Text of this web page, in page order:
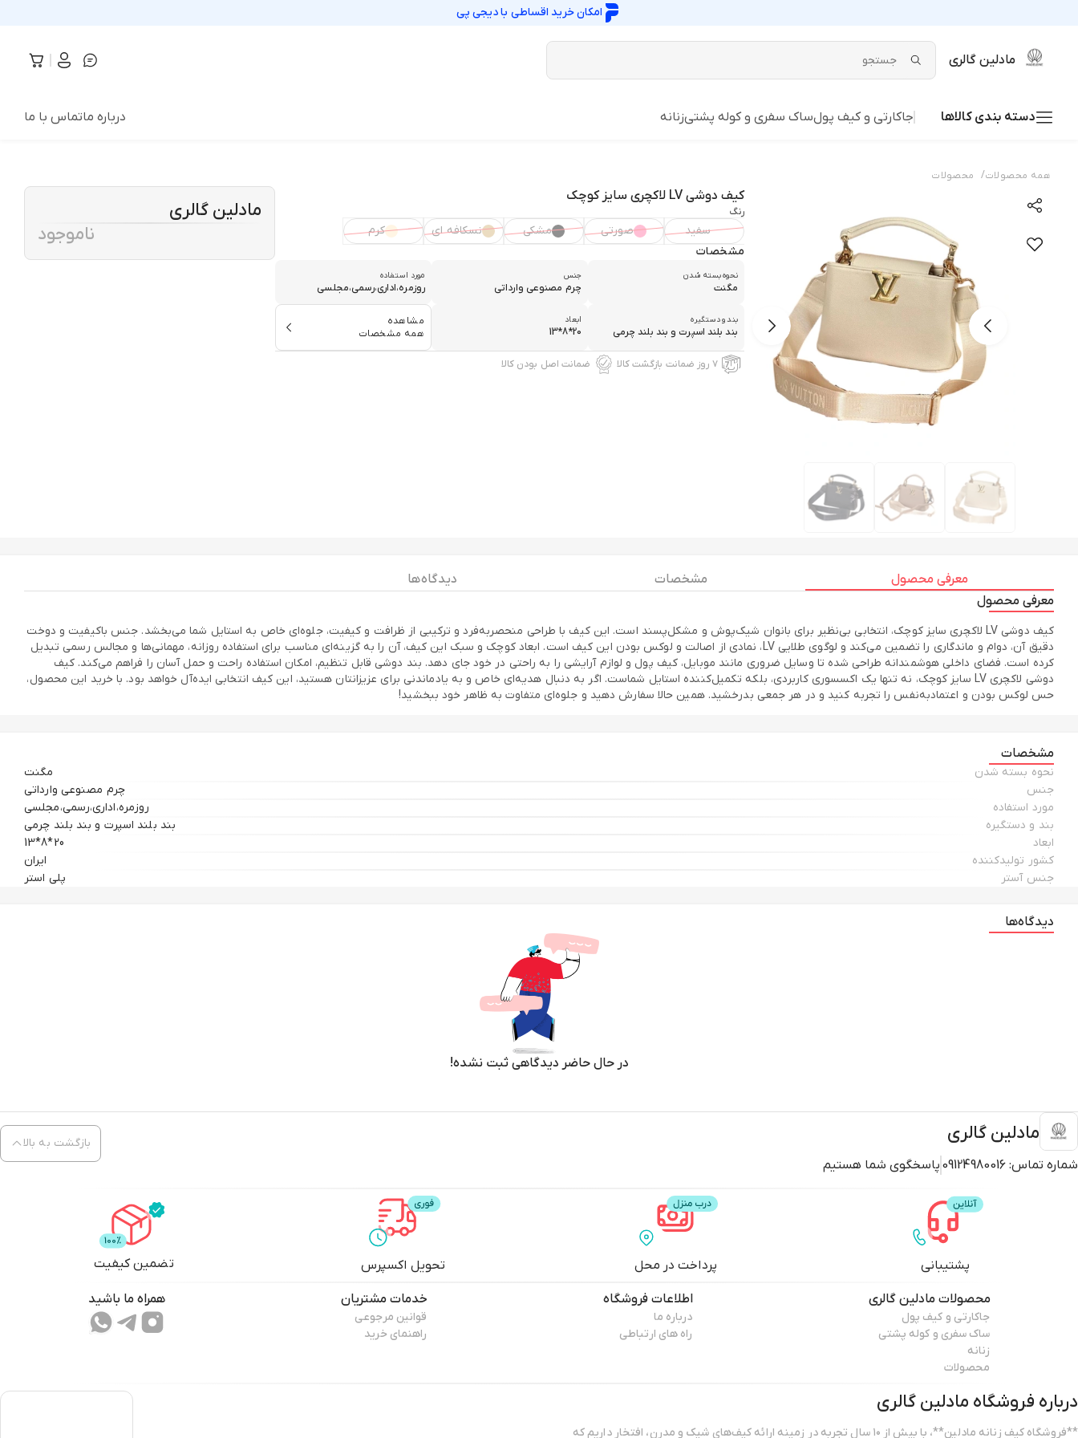
امکان خرید اقساطی بادیجی پی
مادلین گالری
دسته بندی کالاها جاکارتی و کیف پولساک سفری و کوله پشتیزنانه درباره ماتماس با ما
همه محصولات/ محصولات
کیف دوشی LV لاکچری سایز کوچک
رنگ
سفید صورتی مشکی نسکافه ای
کرم
مشخصات
نحوه بسته شدن
مگنت
جنس
چرم مصنوعی وارداتی
مورد استفاده
روزمره،اداری،رسمی،مجلسی
بند و دستگیره
بند بلند اسپرت و بند بلند چرمی
ابعاد
20*8*13
مشاهده
همه مشخصات
۷ روز ضمانت بازگشت کالا ضمانت اصل بودن کالا
مادلین گالری
ناموجود
معرفی محصول مشخصات
دیدگاه ها
معرفی محصول
کیف دوشی LV لاکچری سایز کوچک، انتخابی بی‌نظیر برای بانوان شیک‌پوش و مشکل‌پسند است. این کیف با طراحی منحصربه‌فرد و ترکیبی از ظرافت و کیفیت، جلوه‌ای خاص به استایل شما می‌بخشد. جنس باکیفیت و دوخت
دقیق آن، دوام و ماندگاری را تضمین می‌کند و لوگوی طلایی LV، نمادی از اصالت و لوکس بودن این کیف است. ابعاد کوچک و سبک این کیف، آن را به گزینه‌ای مناسب برای استفاده روزانه، مهمانی‌ها و مجالس رسمی تبدیل
کرده است. فضای داخلی هوشمندانه طراحی شده تا وسایل ضروری مانند موبایل، کیف پول و لوازم آرایشی را به راحتی در خود جای دهد. بند دوشی قابل تنظیم، امکان استفاده راحت و حمل آسان را فراهم می‌کند. کیف
دوشی لاکچری LV سایز کوچک، نه تنها یک اکسسوری کاربردی، بلکه تکمیل‌کننده استایل شماست. اگر به دنبال هدیه‌ای خاص و به یادماندنی برای عزیزانتان هستید، این کیف انتخابی ایده‌آل خواهد بود. با خرید این محصول،
حس لوکس بودن و اعتمادبه‌نفس را تجربه کنید و در هر جمعی بدرخشید. همین حالا سفارش دهید و جلوه‌ای متفاوت به ظاهر خود ببخشید!
مشخصات
نحوه بسته شدن
مگنت
جنس
چرم مصنوعی وارداتی
مورد استفاده
روزمره،اداری،رسمی،مجلسی
بند و دستگیره
بند بلند اسپرت و بند بلند چرمی
ابعاد
20*8*13
کشور تولیدکننده
ایران
جنس آستر
پلی استر
دیدگاه‌ها
در حال حاضر دیدگاهی ثبت نشده!
مادلین گالری
شماره تماس: 09124980016 پاسخگوی شما هستیم
بازگشت به بالا
پشتیبانی پرداخت در محل تحویل اکسپرس تضمین کیفیت
محصولاتمادلین گالری
جاکارتی و کیف پول
ساک سفری و کوله پشتی
زنانه
محصولات
اطلاعات فروشگاه
درباره ما
راه های ارتباطی
خدمات مشتریان
قوانین مرجوعی
راهنمای خرید
همراه ما باشید
درباره فروشگاه مادلین گالری
**فروشگاه کیف زنانه مادلین**، با بیش از ۱۰ سال تجربه در زمینه ارائه کیف‌های شیک و مدرن، افتخار داریم که